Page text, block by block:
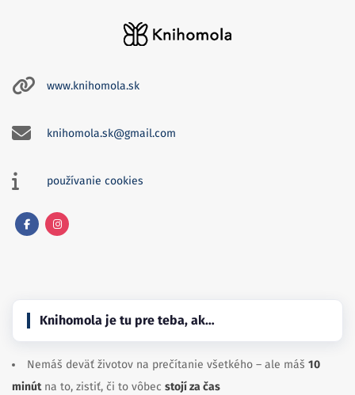
www.knihomola.sk
knihomola.sk@gmail.com
používanie cookies
Knihomola je tu pre teba, ak…
Nemáš deväť životov na prečítanie všetkého – ale máš 10
minútna to, zistiť, či to vôbec stojí za čas